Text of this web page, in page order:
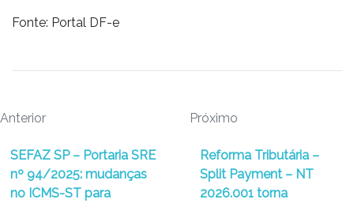
Fonte: Portal DF-e
Anterior
SEFAZ SP – Portaria SRE
nº 94/2025: mudanças
no ICMS-ST para
Próximo
Reforma Tributária –
Split Payment – NT
2026.001 torna